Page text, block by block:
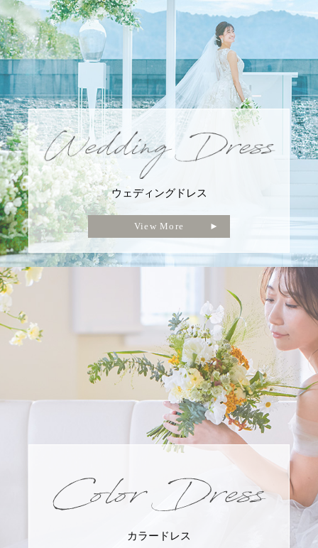
ウェディングドレス
View More
カラードレス